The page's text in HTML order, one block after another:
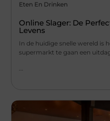
Eten En Drinken
Online Slager: De
Levens
In de huidige snelle wereld is
supermarkt te gaan een
...